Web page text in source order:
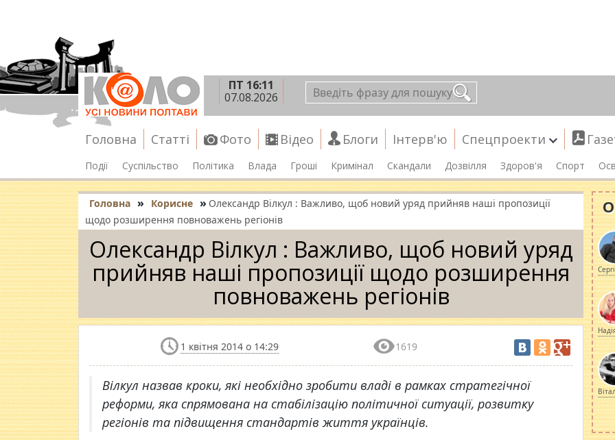
ПТ 16:11
07.08.2026
Головна Статті Фото Відео Блоги Інтерв'ю Спецпроекти
Події Суспільство Політика Влада Гроші Кримінал Скандали Дозвілля Здоров'я Спорт
Головна » Корисне » Олександр Вілкул : Важливо, щоб новий уряд прийняв наші пропозиції
щодо розширення повноважень регіонів
Олександр Вілкул : Важливо, щоб новий уряд
прийняв наші пропозиції щодо розширення
повноважень регіонів
1 квітня 2014 о 14:29 1619
Вілкул назвав кроки, які необхідно зробити владі в рамках стратегічної
реформи, яка спрямована на стабілізацію політичної ситуації, розвитку
регіонів та підвищення стандартів життя українців.